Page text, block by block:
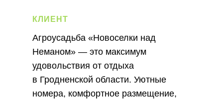
Агроусадьба «Новоселки над
Неманом» — это максимум
удовольствия от отдыха
в Гродненской области. Уютные
номера, комфортное размещение,
КЛИЕНТ